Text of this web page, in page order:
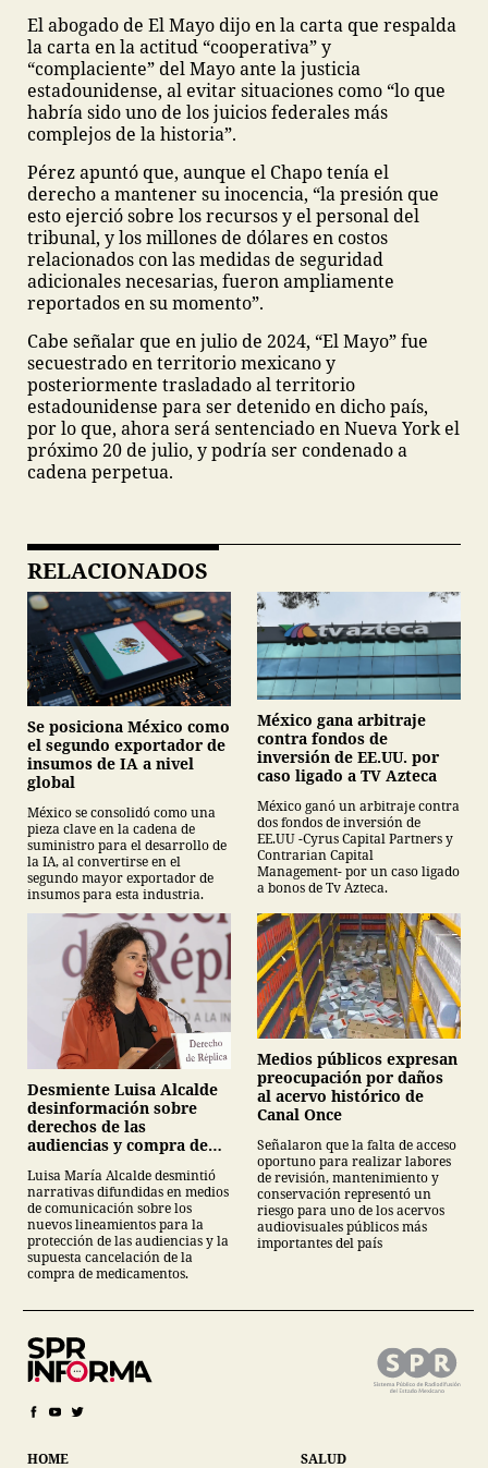
El abogado de El Mayo dijo en la carta que respalda
la carta en la actitud “cooperativa” y
“complaciente” del Mayo ante la justicia
estadounidense, al evitar situaciones como “lo que
habría sido uno de los juicios federales más
complejos de la historia”.
Pérez apuntó que, aunque el Chapo tenía el
derecho a mantener su inocencia, “la presión que
esto ejerció sobre los recursos y el personal del
tribunal, y los millones de dólares en costos
relacionados con las medidas de seguridad
adicionales necesarias, fueron ampliamente
reportados en su momento”.
Cabe señalar que en julio de 2024, “El Mayo” fue
secuestrado en territorio mexicano y
posteriormente trasladado al territorio
estadounidense para ser detenido en dicho país,
por lo que, ahora será sentenciado en Nueva York el
próximo 20 de julio, y podría ser condenado a
cadena perpetua.
RELACIONADOS
Se posiciona México como
el segundo exportador de
insumos de IA a nivel
global
México se consolidó como una
pieza clave en la cadena de
suministro para el desarrollo de
la IA, al convertirse en el
segundo mayor exportador de
insumos para esta industria.
México gana arbitraje
contra fondos de
inversión de EE.UU. por
caso ligado a TV Azteca
México ganó un arbitraje contra
dos fondos de inversión de
EE.UU -Cyrus Capital Partners y
Contrarian Capital
Management- por un caso ligado
a bonos de Tv Azteca.
Desmiente Luisa Alcalde
desinformación sobre
derechos de las
audiencias y compra de
Luisa María Alcalde desmintió
narrativas difundidas en medios
de comunicación sobre los
nuevos lineamientos para la
protección de las audiencias y la
supuesta cancelación de la
compra de medicamentos.
Medios públicos expresan
preocupación por daños
al acervo histórico de
Canal Once
Señalaron que la falta de acceso
oportuno para realizar labores
de revisión, mantenimiento y
conservación representó un
riesgo para uno de los acervos
audiovisuales públicos más
importantes del país
HOME SALUD